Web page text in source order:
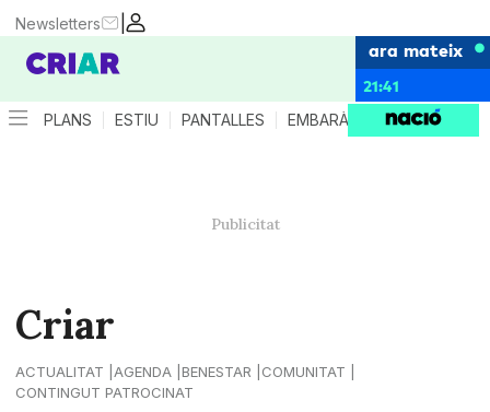
|
Newsletters
ara mateix
21:41
PLANS ESTIU PANTALLES EMBARÀS CRIANÇA
Criar
ACTUALITAT AGENDA BENESTAR
COMUNITAT
CONTINGUT PATROCINAT